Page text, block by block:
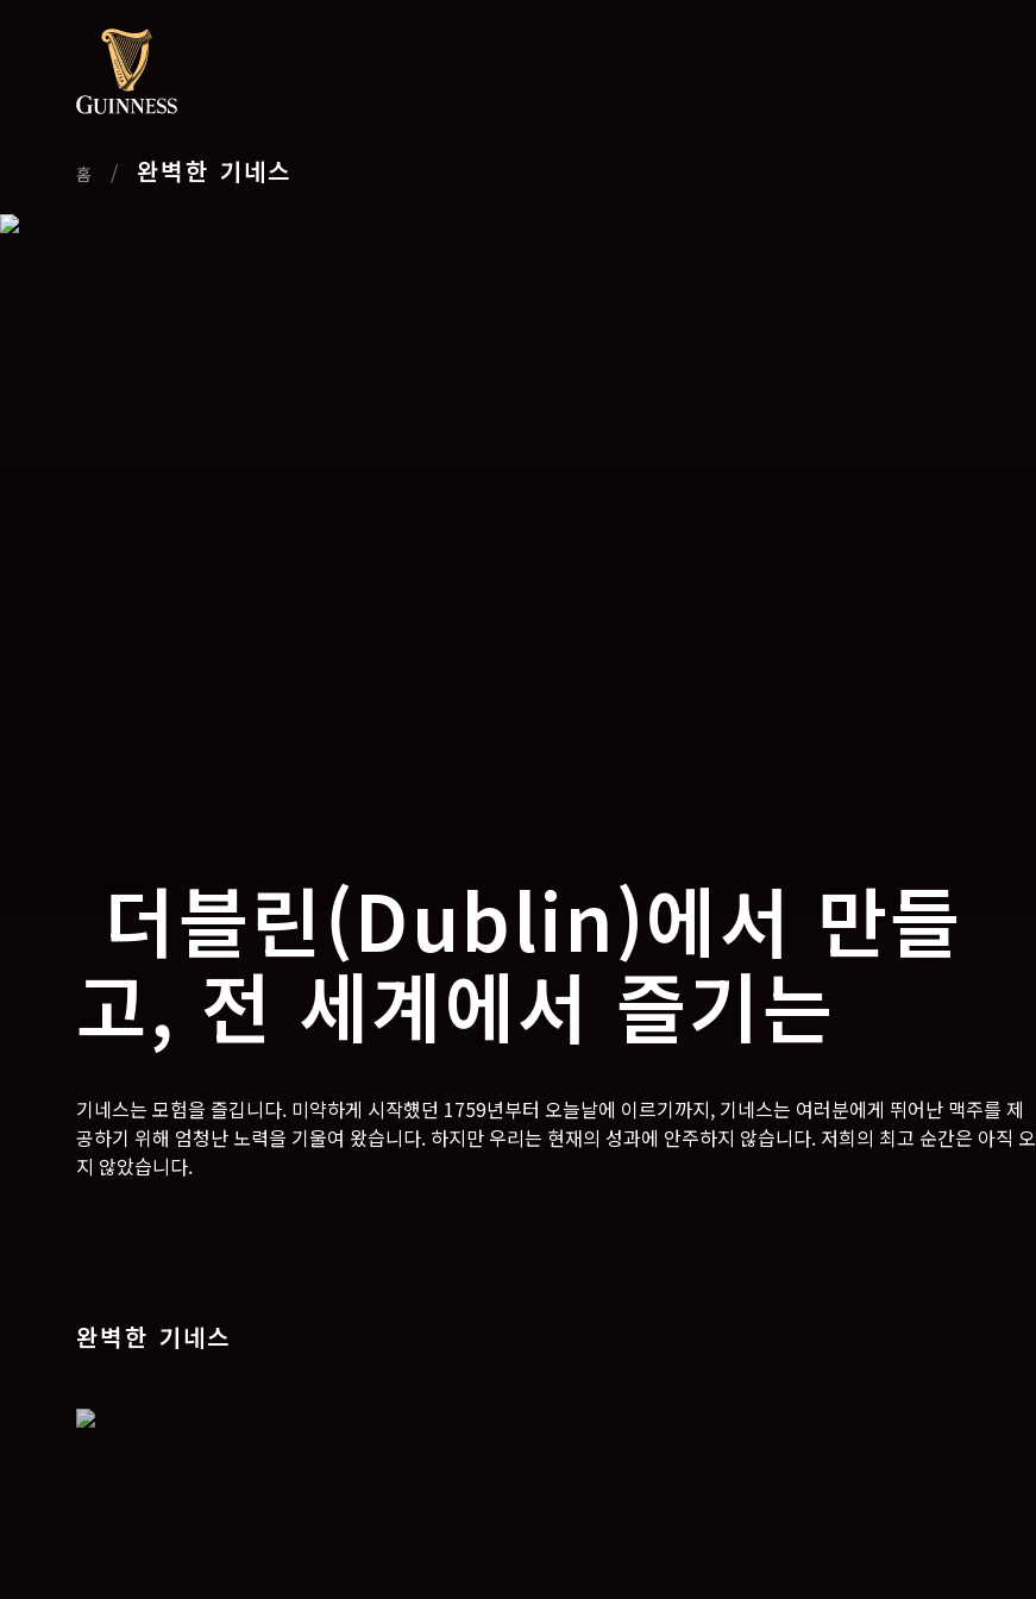
홈 / 완벽한 기네스
더블린(Dublin)에서 만들
고, 전 세계에서 즐기는
기네스는 모험을 즐깁니다. 미약하게 시작헀던 1759년부터 오늘날에 이르기까지, 기네스는 여러분에게 뛰어난 맥주를 제
공하기 위해 엄청난 노력을 기울여 왔습니다. 하지만 우리는 현재의 성과에 안주하지 않습니다. 저희의 최고 순간은 아직 오
지 않았습니다.
완벽한 기네스